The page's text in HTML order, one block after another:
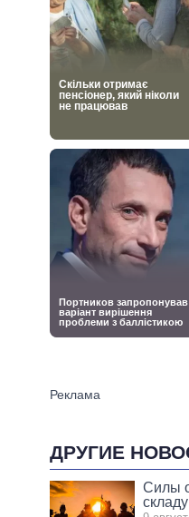
ДРУГИЕ
Силы